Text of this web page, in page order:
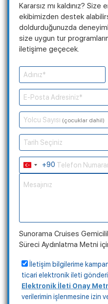
Kararsız mı kaldınız?
ekibimizden destek
doldurduğunuzda
size uygun tur
iletişime geçecek.
Yolcu Sayısı (çocuklar dahil)
Tarih Seçiniz
Turkey+90
Sunorama Cruises
Süreci Aydınlatma Metni
İletişim bilgilerime
ticari elektronik ileti
Elektronik İleti Onay
verilerimin işlenmesine izin